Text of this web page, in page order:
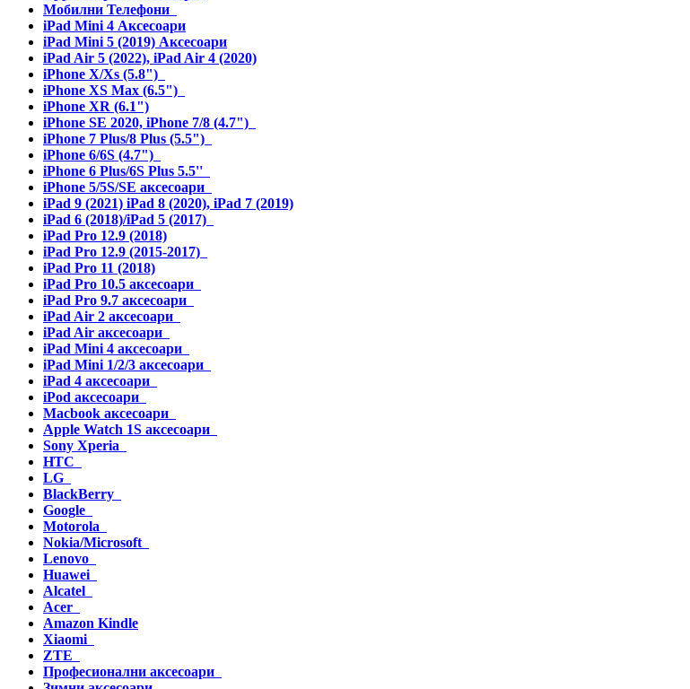
Мобилни Телефони
iPad Mini 4 Аксесоари
iPad Mini 5 (2019) Аксесоари
iPad Air 5 (2022), iPad Air 4 (2020)
iPhone X/Xs (5.8")
iPhone XS Max (6.5")
iPhone XR (6.1")
iPhone SE 2020, iPhone 7/8 (4.7")
iPhone 7 Plus/8 Plus (5.5")
iPhone 6/6S (4.7")
iPhone 6 Plus/6S Plus 5.5''
iPhone 5/5S/SE аксесоари
iPad 9 (2021) iPad 8 (2020), iPad 7 (2019)
iPad 6 (2018)/iPad 5 (2017)
iPad Pro 12.9 (2018)
iPad Pro 12.9 (2015-2017)
iPad Pro 11 (2018)
iPad Pro 10.5 аксесоари
iPad Pro 9.7 аксесоари
iPad Air 2 аксесоари
iPad Air аксесоари
iPad Mini 4 аксесоари
iPad Mini 1/2/3 аксесоари
iPad 4 аксесоари
iPod аксесоари
Macbook аксесоари
Apple Watch 1S аксесоари
Sony Xperia
HTC
LG
BlackBerry
Google
Motorola
Nokia/Microsoft
Lenovo
Huawei
Alcatel
Acer
Amazon Kindle
Xiaomi
ZTE
Професионални аксесоари